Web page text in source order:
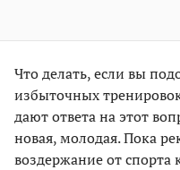
Что делать, если вы
избыточных
дают ответа на этот
новая, молодая. Пока
воздержание от